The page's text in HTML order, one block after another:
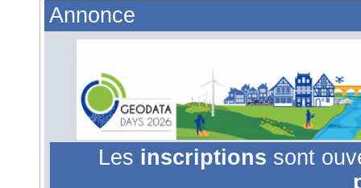
Annonce
Les inscriptions sont